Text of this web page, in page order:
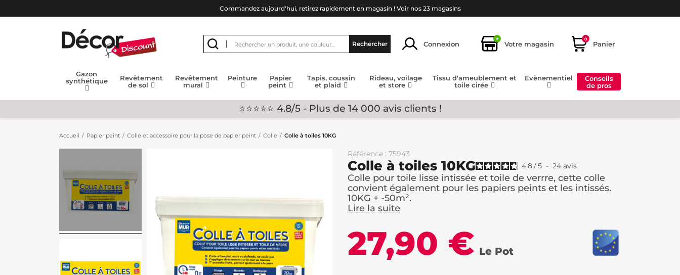
Commandez aujourd'hui, retirez rapidement en magasin ! Voir nos 23 magasins
Rechercher Connexion
+
Votre magasin
0
Panier
Gazon
synthétique
Revêtement
de sol
Revêtement
mural
Peinture
Papier
peint
Tapis, coussin
et plaid
Rideau, voilage
et store
Tissu d'ameublement et
toile cirée
Evènementiel
Conseils
de pros
⭐⭐⭐⭐⭐ 4.8/5 - Plus de 14 000 avis clients !
Accueil Papier peint Colle et accessoire pour la pose de papier peint Colle Colle à toiles 10KG
Référence : 75943
Colle à toiles 10KG 4.8/5 - 24 avis
Colle pour toile lisse intissée et toile de verrre, cette colle
convient également pour les papiers peints et les intissés.
10KG + -50m².
Lire la suite
27,90 € Le Pot